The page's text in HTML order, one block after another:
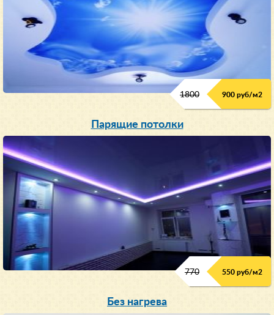
1800 900 руб/м2
Парящие потолки
770 550 руб/м2
Без нагрева